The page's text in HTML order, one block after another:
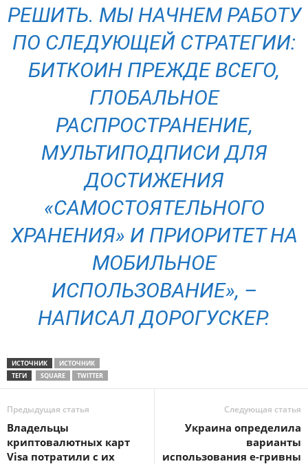
РЕШИТЬ. МЫ НАЧНЕМ РАБОТУ
ПО СЛЕДУЮЩЕЙ СТРАТЕГИИ:
БИТКОИН ПРЕЖДЕ ВСЕГО,
ГЛОБАЛЬНОЕ
РАСПРОСТРАНЕНИЕ,
МУЛЬТИПОДПИСИ ДЛЯ
ДОСТИЖЕНИЯ
«САМОСТОЯТЕЛЬНОГО
ХРАНЕНИЯ» И ПРИОРИТЕТ НА
МОБИЛЬНОЕ
ИСПОЛЬЗОВАНИЕ», –
НАПИСАЛ ДОРОГУСКЕР.
ИСТОЧНИК
ИСТОЧНИК
ТЕГИ
SQUARE TWITTER
Предыдущая статья
Владельцы
криптовалютных карт
Visa потратили с их
Следующая статья
Украина определила
варианты
использования е-гривны